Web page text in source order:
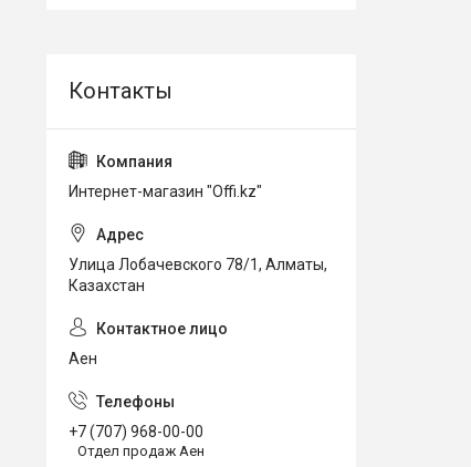
Интернет-магазин "Offi.kz"
Улица Лобачевского 78/1, Алматы,
Казахстан
Аен
+7 (707) 968-00-00
Отдел продаж Аен